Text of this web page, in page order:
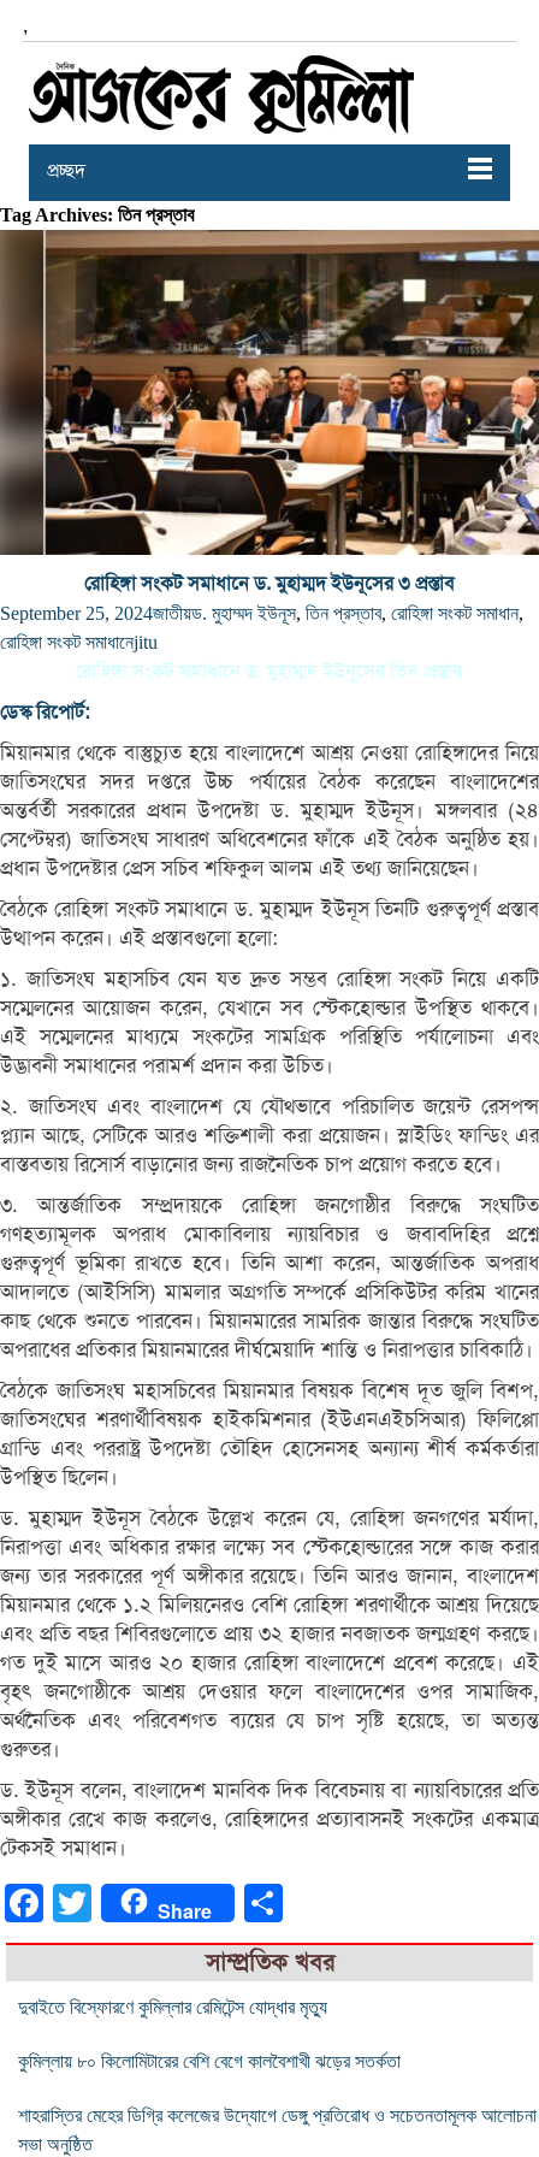
,
প্রচ্ছদ
Tag Archives: তিন প্রস্তাব
রোহিঙ্গা সংকট সমাধানে ড. মুহাম্মদ ইউনূসের ৩ প্রস্তাব
September 25, 2024জাতীয়ড. মুহাম্মদ ইউনূস, তিন প্রস্তাব, রোহিঙ্গা সংকট সমাধান,
রোহিঙ্গা সংকট সমাধানেjitu
রোহিঙ্গা সংকট সমাধানে ড. মুহাম্মদ ইউনূসের তিন প্রস্তাব
ডেস্ক রিপোর্ট:
মিয়ানমার থেকে বাস্তুচ্যুত হয়ে বাংলাদেশে আশ্রয় নেওয়া রোহিঙ্গাদের নিয়ে
জাতিসংঘের সদর দপ্তরে উচ্চ পর্যায়ের বৈঠক করেছেন বাংলাদেশের
অন্তর্বর্তী সরকারের প্রধান উপদেষ্টা ড. মুহাম্মদ ইউনূস। মঙ্গলবার (২৪
সেপ্টেম্বর) জাতিসংঘ সাধারণ অধিবেশনের ফাঁকে এই বৈঠক অনুষ্ঠিত হয়।
প্রধান উপদেষ্টার প্রেস সচিব শফিকুল আলম এই তথ্য জানিয়েছেন।
বৈঠকে রোহিঙ্গা সংকট সমাধানে ড. মুহাম্মদ ইউনূস তিনটি গুরুত্বপূর্ণ প্রস্তাব
উত্থাপন করেন। এই প্রস্তাবগুলো হলো:
১. জাতিসংঘ মহাসচিব যেন যত দ্রুত সম্ভব রোহিঙ্গা সংকট নিয়ে একটি
সম্মেলনের আয়োজন করেন, যেখানে সব স্টেকহোল্ডার উপস্থিত থাকবে।
এই সম্মেলনের মাধ্যমে সংকটের সামগ্রিক পরিস্থিতি পর্যালোচনা এবং
উদ্ভাবনী সমাধানের পরামর্শ প্রদান করা উচিত।
২. জাতিসংঘ এবং বাংলাদেশ যে যৌথভাবে পরিচালিত জয়েন্ট রেসপন্স
প্ল্যান আছে, সেটিকে আরও শক্তিশালী করা প্রয়োজন। স্লাইডিং ফান্ডিং এর
বাস্তবতায় রিসোর্স বাড়ানোর জন্য রাজনৈতিক চাপ প্রয়োগ করতে হবে।
৩. আন্তর্জাতিক সম্প্রদায়কে রোহিঙ্গা জনগোষ্ঠীর বিরুদ্ধে সংঘটিত
গণহত্যামূলক অপরাধ মোকাবিলায় ন্যায়বিচার ও জবাবদিহির প্রশ্নে
গুরুত্বপূর্ণ ভূমিকা রাখতে হবে। তিনি আশা করেন, আন্তর্জাতিক অপরাধ
আদালতে (আইসিসি) মামলার অগ্রগতি সম্পর্কে প্রসিকিউটর করিম খানের
কাছ থেকে শুনতে পারবেন। মিয়ানমারের সামরিক জান্তার বিরুদ্ধে সংঘটিত
অপরাধের প্রতিকার মিয়ানমারের দীর্ঘমেয়াদি শান্তি ও নিরাপত্তার চাবিকাঠি।
বৈঠকে জাতিসংঘ মহাসচিবের মিয়ানমার বিষয়ক বিশেষ দূত জুলি বিশপ,
জাতিসংঘের শরণার্থীবিষয়ক হাইকমিশনার (ইউএনএইচসিআর) ফিলিপ্পো
গ্রান্ডি এবং পররাষ্ট্র উপদেষ্টা তৌহিদ হোসেনসহ অন্যান্য শীর্ষ কর্মকর্তারা
উপস্থিত ছিলেন।
ড. মুহাম্মদ ইউনূস বৈঠকে উল্লেখ করেন যে, রোহিঙ্গা জনগণের মর্যাদা,
নিরাপত্তা এবং অধিকার রক্ষার লক্ষ্যে সব স্টেকহোল্ডারের সঙ্গে কাজ করার
জন্য তার সরকারের পূর্ণ অঙ্গীকার রয়েছে। তিনি আরও জানান, বাংলাদেশ
মিয়ানমার থেকে ১.২ মিলিয়নেরও বেশি রোহিঙ্গা শরণার্থীকে আশ্রয় দিয়েছে
এবং প্রতি বছর শিবিরগুলোতে প্রায় ৩২ হাজার নবজাতক জন্মগ্রহণ করছে।
গত দুই মাসে আরও ২০ হাজার রোহিঙ্গা বাংলাদেশে প্রবেশ করেছে। এই
বৃহৎ জনগোষ্ঠীকে আশ্রয় দেওয়ার ফলে বাংলাদেশের ওপর সামাজিক,
অর্থনৈতিক এবং পরিবেশগত ব্যয়ের যে চাপ সৃষ্টি হয়েছে, তা অত্যন্ত
গুরুতর।
ড. ইউনূস বলেন, বাংলাদেশ মানবিক দিক বিবেচনায় বা ন্যায়বিচারের প্রতি
অঙ্গীকার রেখে কাজ করলেও, রোহিঙ্গাদের প্রত্যাবাসনই সংকটের একমাত্র
টেকসই সমাধান।
FacebookTwitter Share
সাম্প্রতিক খবর
দুবাইতে বিস্ফোরণে কুমিল্লার রেমিটেন্স যোদ্ধার মৃত্যু
কুমিল্লায় ৮০ কিলোমিটারের বেশি বেগে কালবৈশাখী ঝড়ের সতর্কতা
শাহরাস্তির মেহের ডিগ্রি কলেজের উদ্যোগে ডেঙ্গু প্রতিরোধ ও সচেতনতামূলক আলোচনা
সভা অনুষ্ঠিত